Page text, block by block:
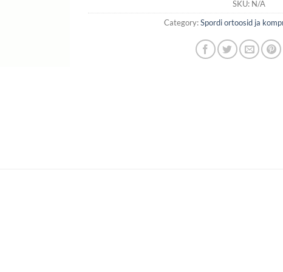
SKU: N/A
Category:Spordi ortoosid ja